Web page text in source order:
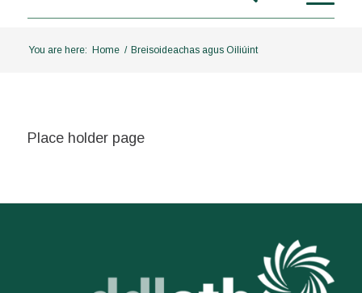
You are here: Home / Breisoideachas agus Oiliúint
Place holder page